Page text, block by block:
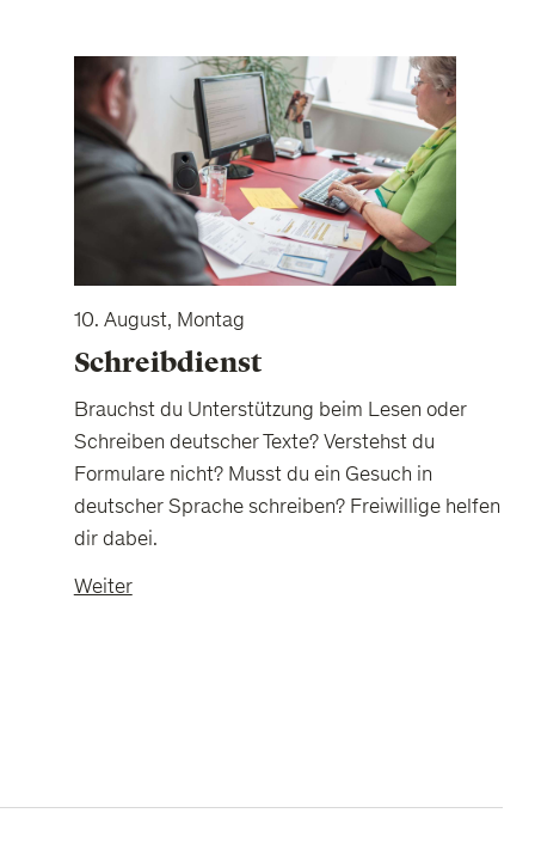
10. August, Montag
Schreibdienst
Brauchst du Unterstützung beim Lesen oder
Schreiben deutscher Texte? Verstehst du
Formulare nicht? Musst du ein Gesuch in
deutscher Sprache schreiben? Freiwillige helfen
dir dabei.
Weiter